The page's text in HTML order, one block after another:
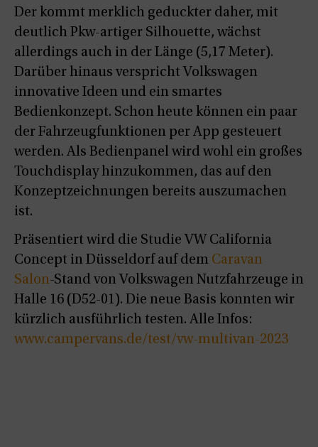
Der kommt merklich geduckter daher, mit
deutlich Pkw-artiger Silhouette, wächst
allerdings auch in der Länge (5,17 Meter).
Darüber hinaus verspricht Volkswagen
innovative Ideen und ein smartes
Bedienkonzept. Schon heute können ein paar
der Fahrzeugfunktionen per App gesteuert
werden. Als Bedienpanel wird wohl ein großes
Touchdisplay hinzukommen, das auf den
Konzeptzeichnungen bereits auszumachen
ist.
Präsentiert wird die Studie VW California
Concept in Düsseldorf auf dem Caravan
Salon-Stand von Volkswagen Nutzfahrzeuge in
Halle 16 (D52-01). Die neue Basis konnten wir
kürzlich ausführlich testen. Alle Infos:
www.campervans.de/test/vw-multivan-2023